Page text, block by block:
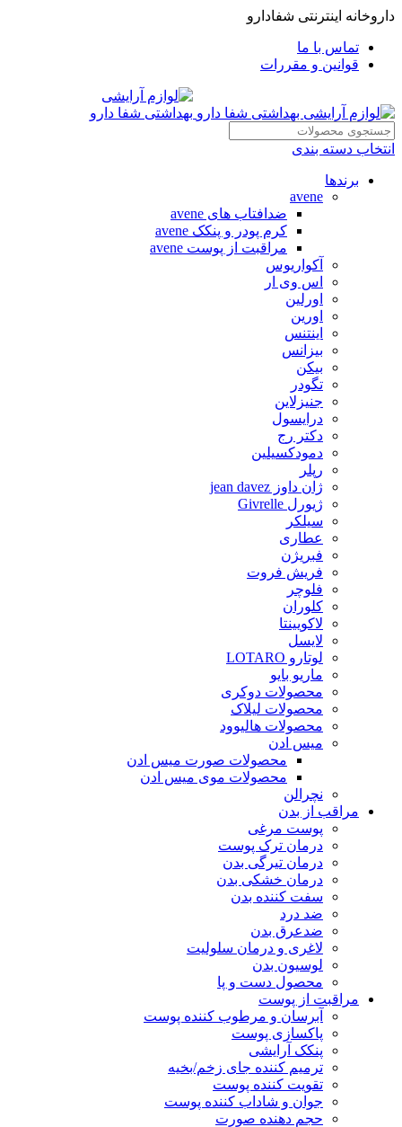
داروخانه اینترنتی شفادارو
تماس با ما
قوانین و مقررات
انتخاب دسته بندی
برندها
avene
ضدافتاب های avene
کرم پودر و پنکک avene
مراقبت از پوست avene
آکواریوس
اس وی ار
اورلین
اورین
اینتنس
بیزانس
بیکن
تگودر
جنیزلاین
درایسول
دکتر رج
دمودکسیلین
رپلر
ژان داوز jean davez
ژیورل Givrelle
سیلکر
عطاری
فبریژن
فریش فروت
فلوچر
کلوران
لاکویینتا
لایسل
لوتارو LOTARO
ماریو بایو
محصولات دوکری
محصولات لیلاک
محصولات هالیوود
میس ادن
محصولات صورت میس ادن
محصولات موی میس ادن
نچرالن
مراقب از بدن
پوست مرغی
درمان ترک پوست
درمان تیرگی بدن
درمان خشکی بدن
سفت کننده بدن
ضد درد
ضدعرق بدن
لاغری و درمان سلولیت
لوسیون بدن
محصول دست و پا
مراقبت از پوست
آبرسان و مرطوب کننده پوست
پاکسازی پوست
پنکک آرایشی
ترمیم کننده جای زخم/بخیه
تقویت کننده پوست
جوان و شاداب کننده پوست
حجم دهنده صورت